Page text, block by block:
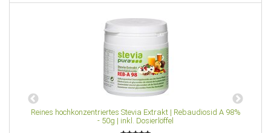
Reines hochkonzentriertes Stevia Extrakt | Rebaudiosid A 98%
- 50g | inkl. Dosierlöffel